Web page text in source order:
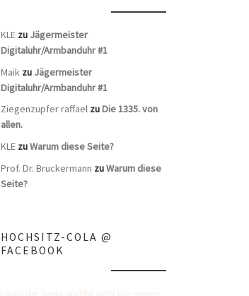
0,02l Mash&Laces
Sneaker-Messe 01.06.2017 im
Kulturzentrum Faust,
KLEzu Jägermeister
Digitaluhr/Armbanduhr #1
Maik zu Jägermeister
Digitaluhr/Armbanduhr #1
Ziegenzupfer raffaelzuDie 1335. von
allen.
KLEzuWarum diese Seite?
Prof. Dr. Bruckermann zuWarum diese
Seite?
HOCHSITZ-COLA @
FACEBOOK